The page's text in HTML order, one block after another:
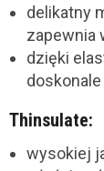
delikatny
zapewnia
dzięki
Thinsulate:
wysokiej